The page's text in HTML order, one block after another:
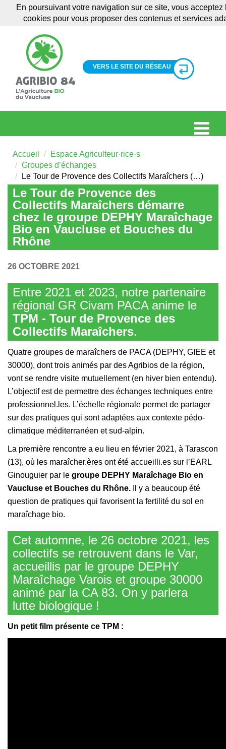
VERS LE SITE DU RÉSEAU
Accueil
Espace Agriculteur·rice·s
Groupes d’échanges
Le Tour de Provence des Collectifs Maraîchers (…)
Le Tour de Provence des
Collectifs Maraîchers démarre
chez le groupe DEPHY Maraîchage
Bio en Vaucluse et Bouches du
Rhône
26 OCTOBRE 2021
Entre 2021 et 2023, notre partenaire
régional GR Civam PACA anime le
TPM - Tour de Provence des
Collectifs Maraîchers.
Quatre groupes de maraîchers de PACA (DEPHY, GIEE et
30000), dont trois animés par des Agribios de la région,
vont se rendre visite mutuellement (en hiver bien entendu).
L’objectif est de permettre des échanges techniques entre
professionnel.les. L’échelle régionale permet de partager
sur des pratiques qui sont adaptées aux contexte pédo-
climatique méditerranéen et sud-alpin.
La première rencontre a eu lieu en février 2021, à Tarascon
(13), où les maraîcher.ères ont été accueilli.es sur l’EARL
Ginouguier par le groupe DEPHY Maraîchage Bio en
Vaucluse et Bouches du Rhône. Il y a beaucoup été
question de pratiques qui favorisent la fertilité du sol en
maraîchage bio.
Cet automne, le 26 octobre 2021, les
collectifs se retrouvent dans le Var,
accueillis par le groupe DEPHY
Maraîchage Varois et groupe 30000
animé par la CA 83. On y parlera
lutte biologique !
Un petit film présente ce TPM :
En poursuivant votre navigation sur ce site, vous
cookies pour vous proposer des contenus et services